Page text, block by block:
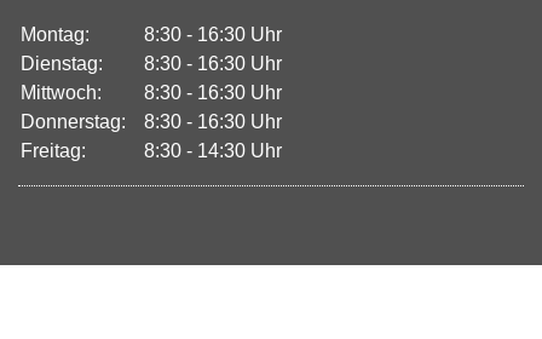
Montag:
8:30 - 16:30 Uhr
Dienstag:
8:30 - 16:30 Uhr
Mittwoch:
8:30 - 16:30 Uhr
Donnerstag:
8:30 - 16:30 Uhr
Freitag:
8:30 - 14:30 Uhr